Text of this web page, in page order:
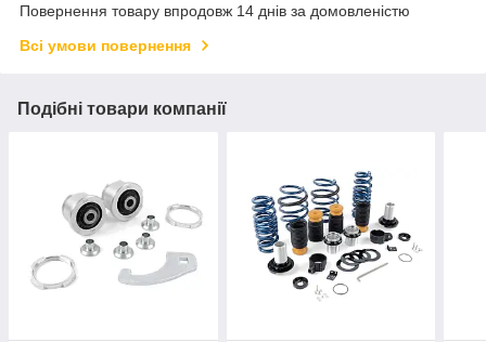
Повернення товару впродовж 14 днів за домовленістю
Всі умови повернення
Подібні товари компанії